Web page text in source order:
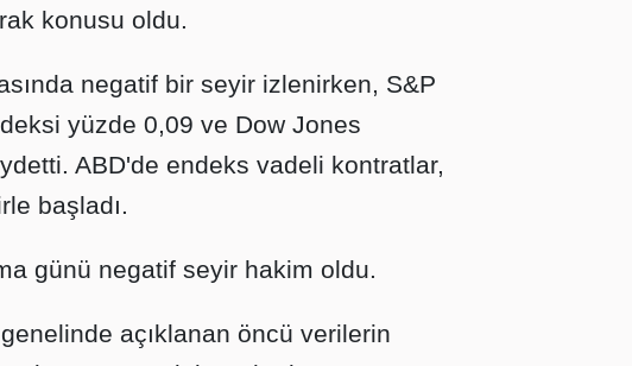
konusu oldu.
negatif bir seyir izlenirken, S&P
yüzde 0,09 ve Dow Jones
ABD'de endeks vadeli kontratlar,
başladı.
günü negatif seyir hakim oldu.
açıklanan öncü verilerin